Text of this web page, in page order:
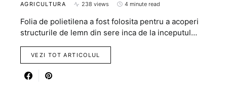
AGRICULTURA 238 views 4 minute read
Folia de polietilena a fost folosita pentru a acoperi
structurile de lemn din sere inca de la inceputul…
VEZI TOT ARTICOLUL